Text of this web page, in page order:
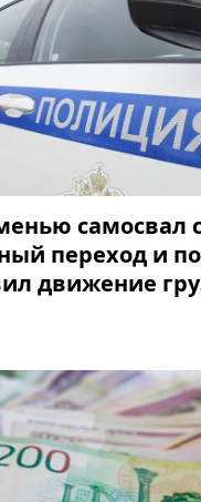
самосвал
переход и
движение